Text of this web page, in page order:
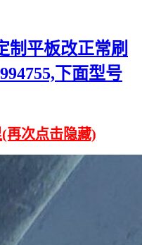
制平板改正常刷
下面型号
再次点击隐藏)